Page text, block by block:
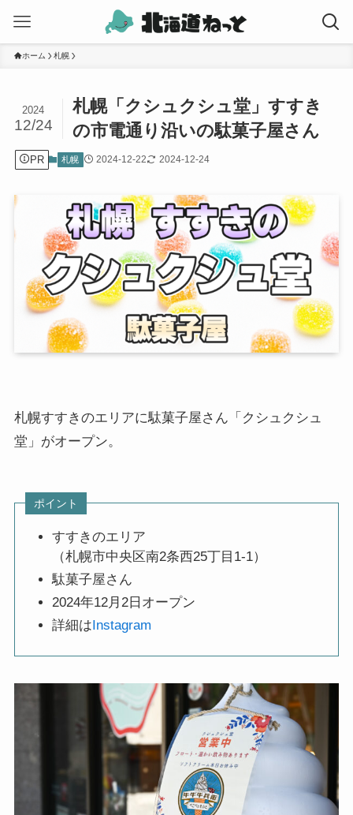
ホーム 札幌
札幌「クシュクシュ堂」すすき
の市電通り沿いの駄菓子屋さん
2024
12/24
PR 札幌 2024-12-22 2024-12-24
札幌すすきのエリアに駄菓子屋さん「クシュクシュ
堂」がオープン。
ポイント
すすきのエリア
（札幌市中央区南2条西25丁目1-1）
駄菓子屋さん
2024年12月2日オープン
詳細は Instagram